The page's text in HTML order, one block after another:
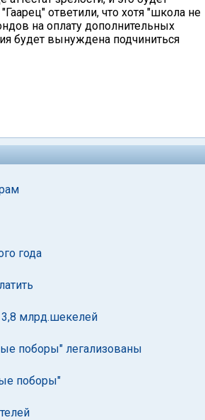
ответили, что хотя "школа не
на оплату дополнительных
будет вынуждена подчиниться
года
3,8 млрд.шекелей
поборы" легализованы
поборы"